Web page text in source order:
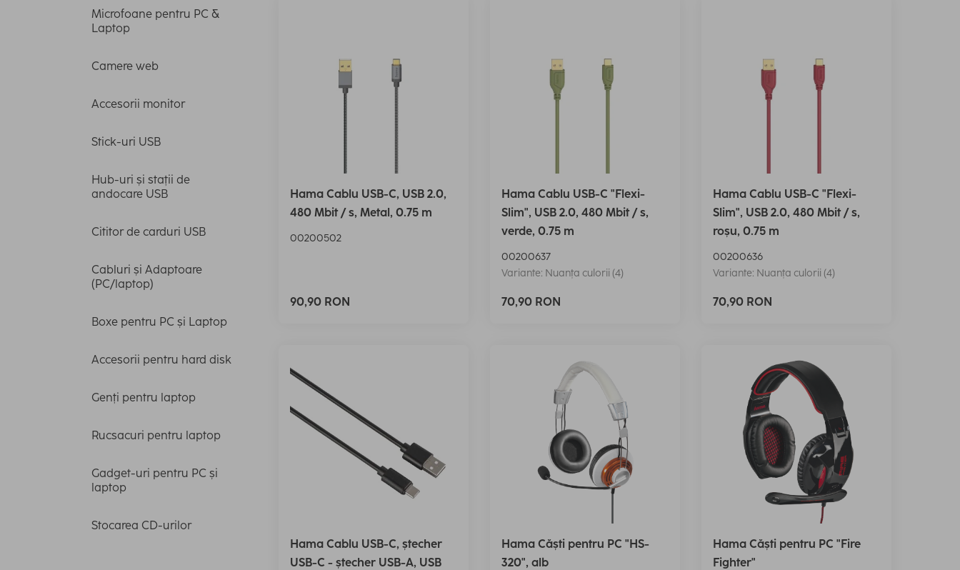
Microfoane pentru PC &
Laptop
Camere web
Accesorii monitor
Stick-uri USB
Hub-uri și stații de
andocare USB
Cititor de carduri USB
Cabluri și Adaptoare
(PC/laptop)
Boxe pentru PC și Laptop
Accesorii pentru hard disk
Genți pentru laptop
Rucsacuri pentru laptop
Gadget-uri pentru PC și
laptop
Stocarea CD-urilor
Hama Cablu USB-C, USB 2.0,
480 Mbit / s, Metal, 0.75 m
00200502
90,90 RON
Hama Cablu USB-C "Flexi-
Slim", USB 2.0, 480 Mbit / s,
verde, 0.75 m
00200637
Variante: Nuanța culorii (4)
70,90 RON
Hama Cablu USB-C "Flexi-
Slim", USB 2.0, 480 Mbit / s,
roșu, 0.75 m
00200636
Variante: Nuanța culorii (4)
70,90 RON
Hama Cablu USB-C, ștecher
USB-C - ștecher USB-A, USB
Hama Căști pentru PC "HS-
320", alb
Hama Căști pentru PC "Fire
Fighter"